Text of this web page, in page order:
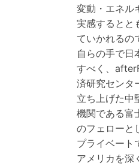
変動・エネル
実感するとと
ていかれるの
自らの手で日
すべく、
済研究センタ
立ち上げた中
機関である富
のフェローと
プライベート
アメリカを深